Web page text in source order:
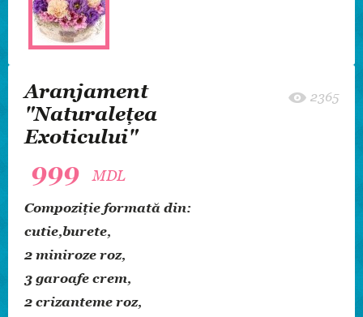
Aranjament
"Naturalețea
Exoticului"
2365
999 MDL
Compoziție formată din:
cutie,burete,
2 miniroze roz,
3 garoafe crem,
2 crizanteme roz,